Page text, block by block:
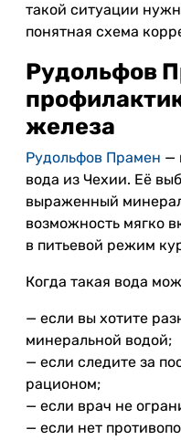
такой ситуации
понятная схема
Рудольфов
железа
Рудольфов Прамен —
вода из Чехии. Её
выраженный
возможность мягко
в питьевой режим
Когда такая вода
— если вы хотите
минеральной водой;
— если следите за
рационом;
— если врач не
— если нет